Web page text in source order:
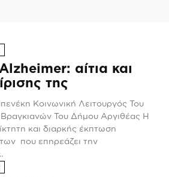
αίτια και
της
Κοινωνική Λειτουργός Του
Του Δήμου Αργιθέας Η
και διαρκής έκπτωση
που επηρεάζει την